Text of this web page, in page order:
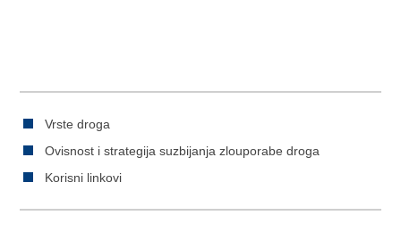
Vrste droga
Ovisnost i strategija suzbijanja zlouporabe droga
Korisni linkovi